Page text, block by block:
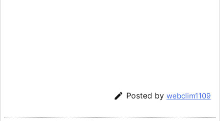
 Posted by webclim1109